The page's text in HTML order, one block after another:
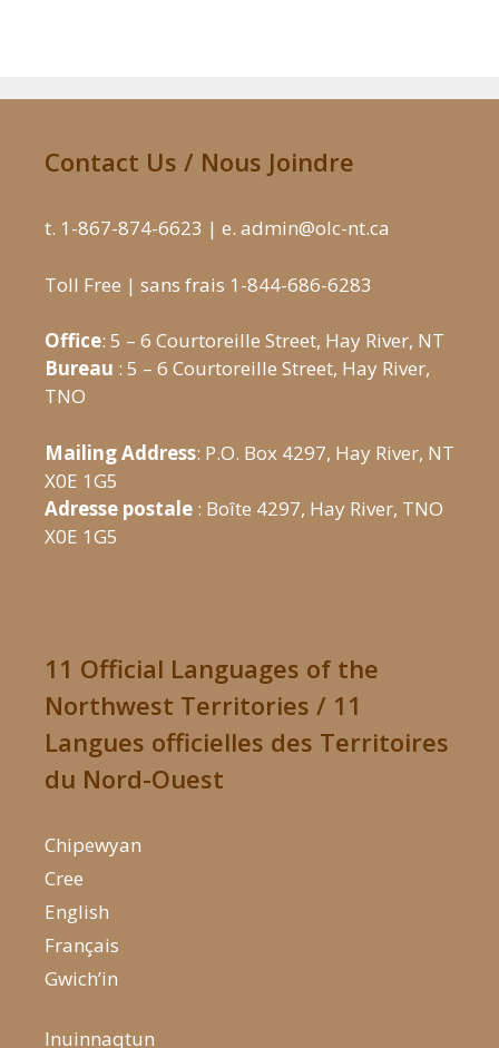
Contact Us / Nous Joindre
t. 1-867-874-6623 | e. admin@olc-nt.ca
Toll Free | sans frais 1-844-686-6283
Office: 5 – 6 Courtoreille Street, Hay River, NT
Bureau : 5 – 6 Courtoreille Street, Hay River,
TNO
Mailing Address: P.O. Box 4297, Hay River, NT
X0E 1G5
Adresse postale : Boîte 4297, Hay River, TNO
X0E 1G5
11 Official Languages of the
Northwest Territories / 11
Langues officielles des Territoires
du Nord-Ouest
Chipewyan
Cree
English
Français
Gwich’in
Inuinnaqtun